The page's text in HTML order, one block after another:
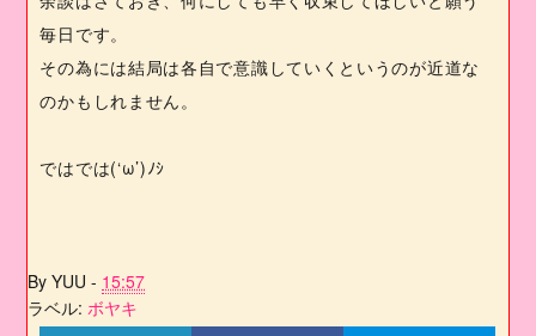
毎日です。
その為には結局は各自で意識していくというのが近道な
のかもしれません。
ではでは(‘ω’)ﾉｼ
ByYUU - 15:57
ラベル: ボヤキ